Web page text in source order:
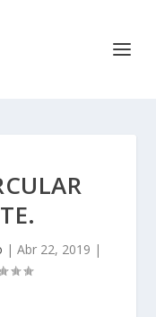
| Abr 22, 2019 |